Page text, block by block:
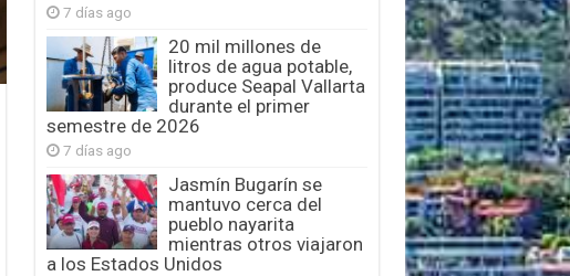
7 días ago
20 mil millones de
litros de agua potable,
produce Seapal Vallarta
durante el primer
semestre de 2026
7 días ago
Jasmín Bugarín se
mantuvo cerca del
pueblo nayarita
mientras otros viajaron
a los Estados Unidos